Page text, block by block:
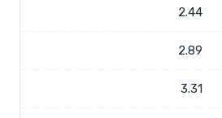
2.44
2.89
3.31